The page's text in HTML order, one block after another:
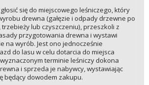
się do miejscowego leśniczego, który
drewna (gałęzie i odpady drzewne po
lub czyszczeniu), przeszkoli z
przygotowania drewna i wystawi
na wyrób. Jest ono jednocześnie
do lasu w celu dotarcia do miejsca
terminie leśniczy dokona
i sprzeda je nabywcy, wystawiając
będący dowodem zakupu.